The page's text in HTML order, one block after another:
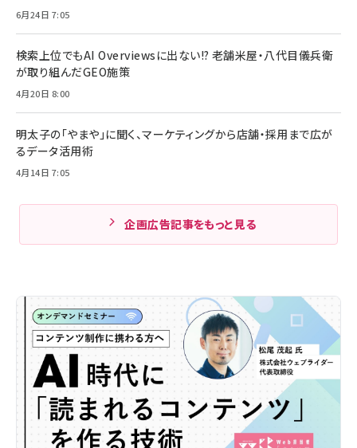
6月24日 7:05
検索上位でもAI Overviewsに出ない!? 老舗米屋・八代目儀兵衛
が取り組んだGEO施策
4月20日 8:00
明太子の「やまや」に聞く、マーケティングから店舗・採用まで広が
るデータ活用術
4月14日 7:05
企画広告記事をもっと見る